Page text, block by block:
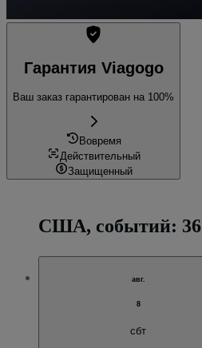
Гарантия Viagogo
Ваш заказ гарантирован на 100%
Вовремя
Действительный
Защищенный
США, событий: 36
авг.
8
сбт